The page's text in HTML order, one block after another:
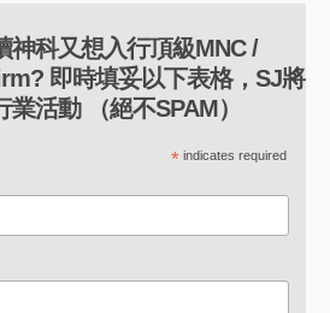
神科又想入行頂級MNC /
即時填妥以下表格，SJ將
活動 （絕不SPAM）
* indicates required